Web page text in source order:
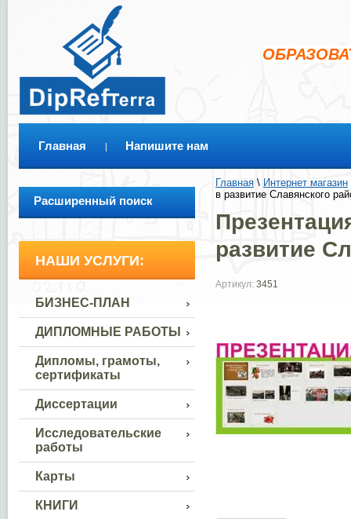
Главная Напишите нам
Расширенный поиск
НАШИ УСЛУГИ:
БИЗНЕС-ПЛАН
ДИПЛОМНЫЕ РАБОТЫ
Дипломы, грамоты,
сертификаты
Диссертации
Исследовательские
работы
Карты
КНИГИ
Главная \ Интернет магазин
в развитие Славянского
развитие
Артикул: 3451